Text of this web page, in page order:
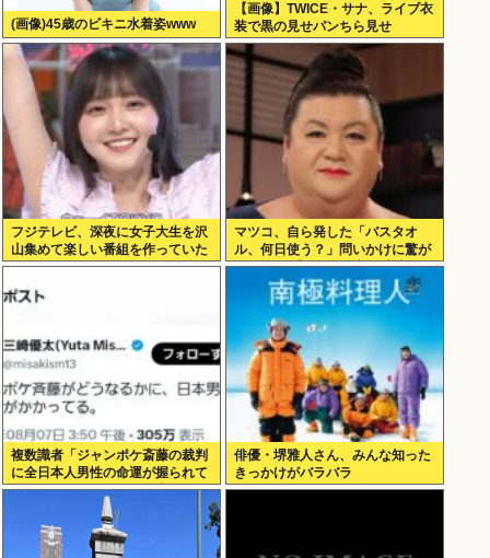
(画像)45歳のビキニ水着姿www
【画像】TWICE・サナ、ライブ衣
装で黒の見せパンちら見せ
フジテレビ、深夜に女子大生を沢
山集めて楽しい番組を作っていた
www
マツコ、自ら発した「バスタオ
ル、何日使う？」問いかけに驚が
くの答え 「今日は全部、本当のこ
と言うわ」
複数識者「ジャンポケ斎藤の裁判
に全日本人男性の命運が握られて
いる。これでだめなら日本男全員
俳優・堺雅人さん、みんな知った
きっかけがバラバラ